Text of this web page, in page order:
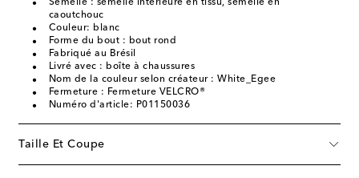
Semelle : semelle intérieure en tissu, semelle en
caoutchouc
Couleur: blanc
Forme du bout : bout rond
Fabriqué au Brésil
Livré avec : boîte à chaussures
Nom de la couleur selon créateur : White_Egee
Fermeture : Fermeture VELCRO®
Numéro d'article: P01150036
Taille Et Coupe